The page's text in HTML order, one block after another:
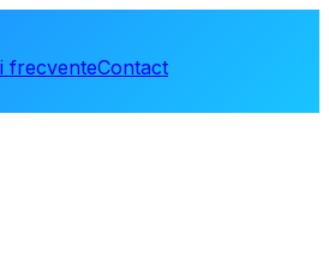
frecventeContact